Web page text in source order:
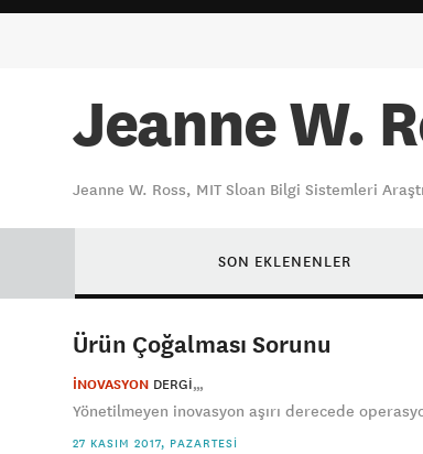
Jeanne W.
Jeanne W. Ross, MIT Sloan Bilgi Sistemleri
SON EKLENENLER
Ürün Çoğalması Sorunu
İNOVASYON DERGI
Yönetilmeyen inovasyon aşırı derecede
27 KASIM 2017, PAZARTESI